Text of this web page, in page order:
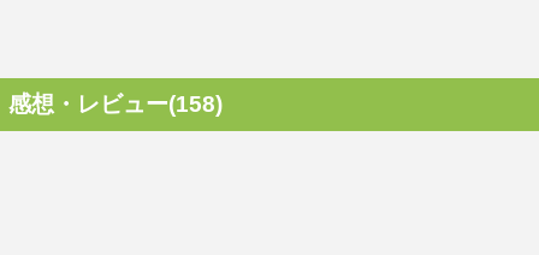
感想・レビュー(158)